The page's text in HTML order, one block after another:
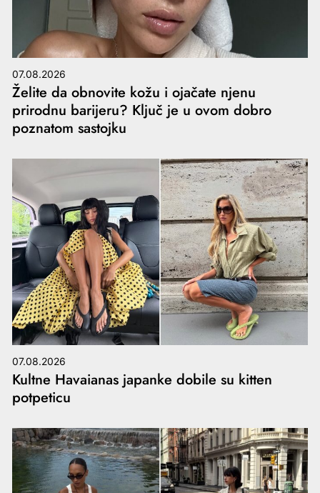
07.08.2026
Želite da obnovite kožu i ojačate njenu
prirodnu barijeru? Ključ je u ovom dobro
poznatom sastojku
07.08.2026
Kultne Havaianas japanke dobile su kitten
potpeticu